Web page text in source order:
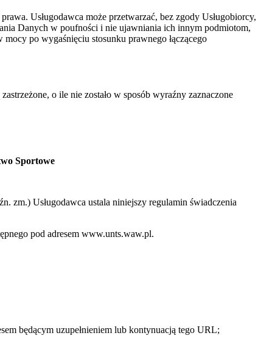
Usługodawca może przetwarzać, bez zgody Usługobiorcy,
Danych w poufności i nie ujawniania ich innym podmiotom,
po wygaśnięciu stosunku prawnego łączącego
o ile nie zostało w sposób wyraźny zaznaczone
Sportowe
zm.) Usługodawca ustala niniejszy regulamin świadczenia
pod adresem www.unts.waw.pl.
będącym uzupełnieniem lub kontynuacją tego URL;